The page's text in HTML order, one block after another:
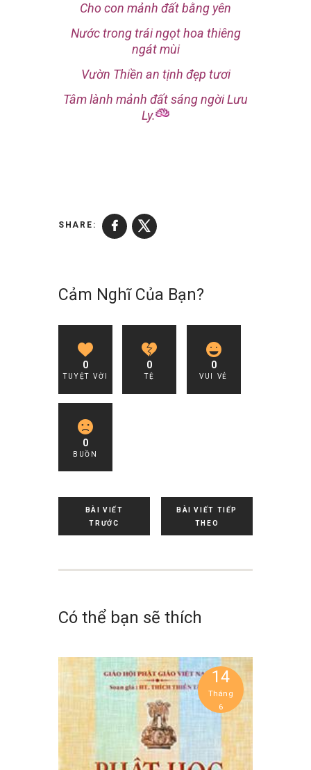
Cho con mảnh đất bằng yên
Nước trong trái ngọt hoa thiêng
ngát mùi
Vườn Thiền an tịnh đẹp tươi
Tâm lành mảnh đất sáng ngời Lưu
Ly.
SHARE:
Cảm Nghĩ Của Bạn?
0
TUYỆT VỜI
0
TỆ
0
VUI VẺ
0
BUỒN
BÀI VIẾT
TRƯỚC
BÀI VIẾT TIẾP
THEO
Có thể bạn sẽ thích
14
Tháng
6